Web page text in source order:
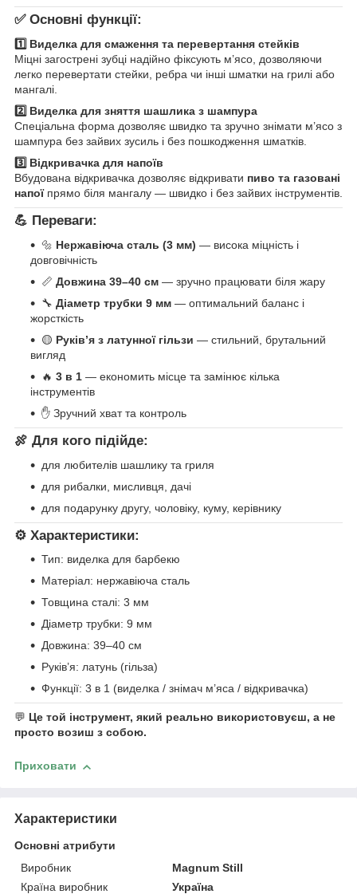
✅ Основні функції:
1️⃣ Виделка для смаження та перевертання стейків
Міцні загострені зубці надійно фіксують м’ясо, дозволяючи
легко перевертати стейки, ребра чи інші шматки на грилі або
мангалі.
2️⃣ Виделка для зняття шашлика з шампура
Спеціальна форма дозволяє швидко та зручно знімати м’ясо з
шампура без зайвих зусиль і без пошкодження шматків.
3️⃣ Відкривачка для напоїв
Вбудована відкривачка дозволяє відкривати пиво та газовані
напоїпрямо біля мангалу — швидко і без зайвих інструментів.
💪 Переваги:
🔩 Нержавіюча сталь (3 мм) — висока міцність і
довговічність
📏 Довжина 39–40 см — зручно працювати біля жару
🔧 Діаметр трубки 9 мм — оптимальний баланс і
жорсткість
🟡 Руків’я з латунної гільзи — стильний, брутальний
вигляд
🔥 3 в 1 — економить місце та замінює кілька
інструментів
✋ Зручний хват та контроль
🍖 Для кого підійде:
для любителів шашлику та гриля
для рибалки, мисливця, дачі
для подарунку другу, чоловіку, куму, керівнику
⚙️ Характеристики:
Тип: виделка для барбекю
Матеріал: нержавіюча сталь
Товщина сталі: 3 мм
Діаметр трубки: 9 мм
Довжина: 39–40 см
Руків’я: латунь (гільза)
Функції: 3 в 1 (виделка / знімач м’яса / відкривачка)
💬 Це той інструмент, який реально використовуєш, а не
просто возиш з собою.
Приховати
Характеристики
Основні атрибути
Виробник
Magnum Still
Країна виробник
Україна